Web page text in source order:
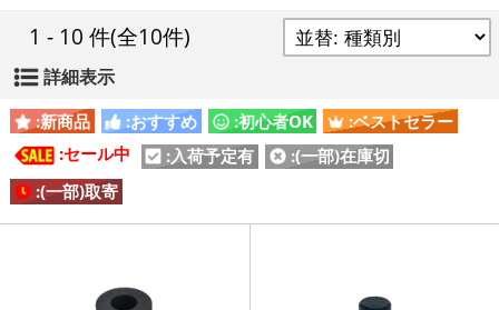
1 - 10 件(全10件)
詳細表示
:新商品 :おすすめ :初心者OK
:ベストセラー
:セール中
:入荷予定有
:(一部)在庫切
:(一部)取寄